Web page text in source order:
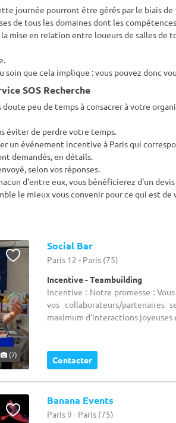
journée pourront être gérés par le biais de
de tous les domaines dont les
mise en relation entre loueurs de salles de
que cela implique : vous pouvez donc
SOS Recherche
doute peu de temps à consacrer à votre
éviter de perdre votre temps.
un événement incentive à Paris qui
demandés, en détails.
selon vos réponses.
d'entre eux, vous bénéficierez d'un
le mieux vous convenir pour ce qui est de
(7)
Social Bar
Paris 12 - Paris (75)
Incentive - Teambuilding
Incentive : Notre promesse :
vos collaborateurs/partenaires
maximum d'interactions joyeuses
Contacter
Banana Events
Paris 9 - Paris (75)